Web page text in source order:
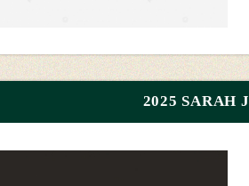
2025 SARAH